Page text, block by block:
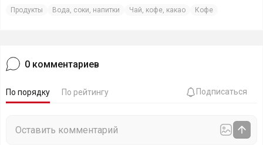
Продукты Вода, соки, напитки Чай, кофе, какао Кофе
0 комментариев
По порядку По рейтингу Подписаться